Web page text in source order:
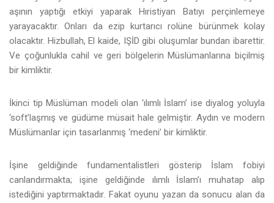
aşının yaptığı etkiyi yaparak Hıristiyan Batıyı perçinlemeye
yarayacaktır. Onları da ezip kurtarıcı rolüne bürünmek kolay
olacaktır. Hizbullah, El kaide, IŞİD gibi oluşumlar bundan ibarettir.
Ve çoğunlukla cahil ve geri bölgelerin Müslümanlarına biçilmiş
bir kimliktir.
İkinci tip Müslüman modeli olan ‘ılımlı İslam’ ise diyalog yoluyla
‘soft’laşmış ve güdüme müsait hale gelmiştir. Aydın ve modern
Müslümanlar için tasarlanmış ‘medeni’ bir kimliktir.
İşine geldiğinde fundamentalistleri gösterip İslam fobiyi
canlandırmakta; işine geldiğinde ılımlı İslam’ı muhatap alıp
istediğini yaptırmaktadır. Fakat oyunu yazan da sonucu alan da